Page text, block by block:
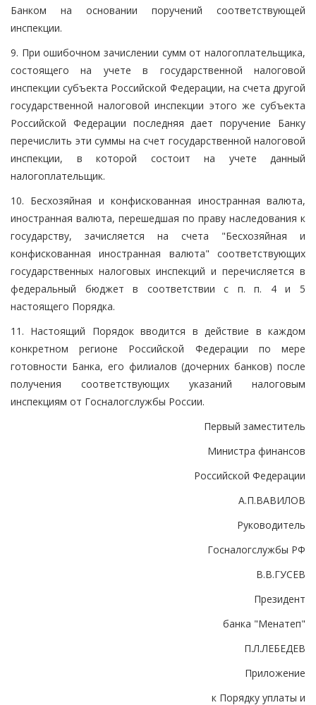
Банком на основании поручений соответствующей
инспекции.
9. При ошибочном зачислении сумм от налогоплательщика,
состоящего на учете в государственной налоговой
инспекции субъекта Российской Федерации, на счета другой
государственной налоговой инспекции этого же субъекта
Российской Федерации последняя дает поручение Банку
перечислить эти суммы на счет государственной налоговой
инспекции, в которой состоит на учете данный
налогоплательщик.
10. Бесхозяйная и конфискованная иностранная валюта,
иностранная валюта, перешедшая по праву наследования к
государству, зачисляется на счета "Бесхозяйная и
конфискованная иностранная валюта" соответствующих
государственных налоговых инспекций и перечисляется в
федеральный бюджет в соответствии с п. п. 4 и 5
настоящего Порядка.
11. Настоящий Порядок вводится в действие в каждом
конкретном регионе Российской Федерации по мере
готовности Банка, его филиалов (дочерних банков) после
получения соответствующих указаний налоговым
инспекциям от Госналогслужбы России.
Первый заместитель
Министра финансов
Российской Федерации
А.П.ВАВИЛОВ
Руководитель
Госналогслужбы РФ
В.В.ГУСЕВ
Президент
банка "Менатеп"
П.Л.ЛЕБЕДЕВ
Приложение
к Порядку уплаты и